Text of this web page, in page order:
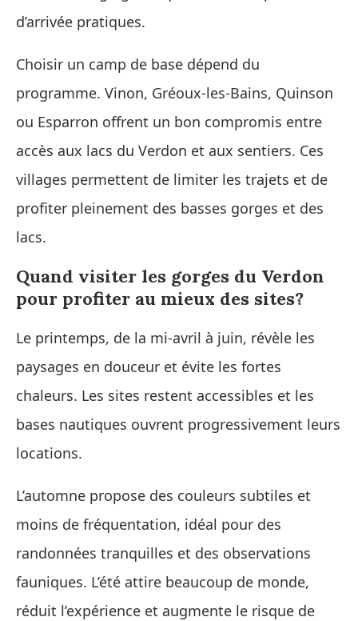
d’arrivée pratiques.
Choisir un camp de base dépend du
programme. Vinon, Gréoux-les-Bains, Quinson
ou Esparron offrent un bon compromis entre
accès aux lacs du Verdon et aux sentiers. Ces
villages permettent de limiter les trajets et de
profiter pleinement des basses gorges et des
lacs.
Quand visiter les gorges du Verdon
pour profiter au mieux des sites?
Le printemps, de la mi-avril à juin, révèle les
paysages en douceur et évite les fortes
chaleurs. Les sites restent accessibles et les
bases nautiques ouvrent progressivement leurs
locations.
L’automne propose des couleurs subtiles et
moins de fréquentation, idéal pour des
randonnées tranquilles et des observations
fauniques. L’été attire beaucoup de monde,
réduit l’expérience et augmente le risque de